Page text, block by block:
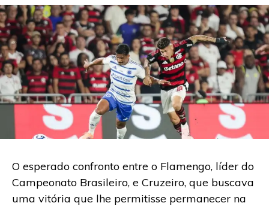
O esperado confronto entre o Flamengo, líder do
Campeonato Brasileiro, e Cruzeiro, que buscava
uma vitória que lhe permitisse permanecer na